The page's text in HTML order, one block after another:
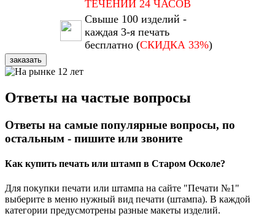
ТЕЧЕНИИ 24 ЧАСОВ
Свыше 100 изделий -
каждая 3-я печать
бесплатно (СКИДКА 33%)
заказать
Ответы на частые вопросы
Ответы на самые популярные вопросы, по
остальным - пишите или звоните
Как купить печать или штамп в Старом Осколе?
Для покупки печати или штампа на сайте "Печати №1"
выберите в меню нужный вид печати (штампа). В каждой
категории предусмотрены разные макеты изделий.